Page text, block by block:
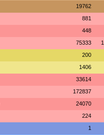
19762
881
448
75333
200
1406
33614
172837
24070
224
1